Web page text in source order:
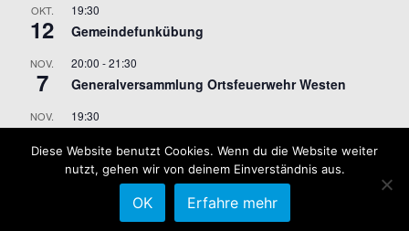
OKT.
12
19:30
Gemeindefunkübung
NOV.
7
20:00 -21:30
Generalversammlung Ortsfeuerwehr Westen
NOV.
9
19:30
Kalender anzeigen
Diese Website benutzt Cookies. Wenn du die Website weiter
nutzt, gehen wir von deinem Einverständnis aus.
OK Erfahre mehr